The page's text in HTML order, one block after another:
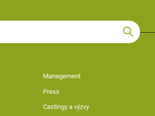
Management
Press
Castingy a výzvy